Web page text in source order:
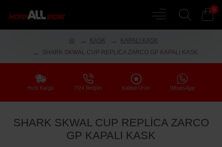
0
KASK
KAPALI KASK
SHARK SKWAL CUP REPLİCA ZARCO GP KAPALI KASK
Hızlı Kargo 7/24 İletişim Kaliteli Ürün WhatsApp
SHARK SKWAL CUP REPLİCA ZARCO
GP KAPALI KASK